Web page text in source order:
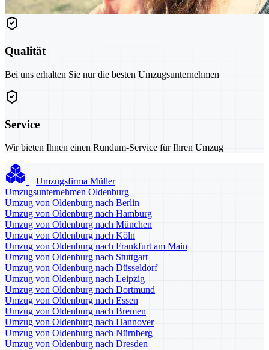
Qualität
Bei uns erhalten Sie nur die besten Umzugsunternehmen
Service
Wir bieten Ihnen einen Rundum-Service für Ihren Umzug
Umzugsfirma Müller
Umzugsunternehmen Oldenburg
Umzug von Oldenburg nach Berlin
Umzug von Oldenburg nach Hamburg
Umzug von Oldenburg nach München
Umzug von Oldenburg nach Köln
Umzug von Oldenburg nach Frankfurt am Main
Umzug von Oldenburg nach Stuttgart
Umzug von Oldenburg nach Düsseldorf
Umzug von Oldenburg nach Leipzig
Umzug von Oldenburg nach Dortmund
Umzug von Oldenburg nach Essen
Umzug von Oldenburg nach Bremen
Umzug von Oldenburg nach Hannover
Umzug von Oldenburg nach Nürnberg
Umzug von Oldenburg nach Dresden